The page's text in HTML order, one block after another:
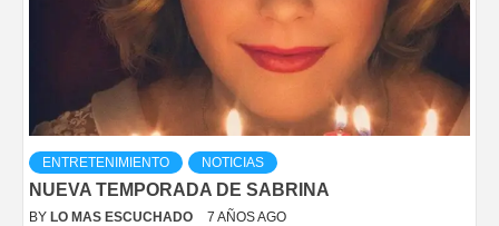
ENTRETENIMIENTO NOTICIAS
NUEVA TEMPORADA DE SABRINA
BY LO MAS ESCUCHADO 7 AÑOS AGO